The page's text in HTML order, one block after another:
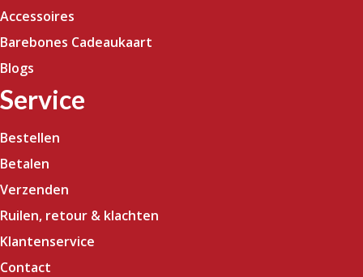
Accessoires
Barebones Cadeaukaart
Blogs
Service
Bestellen
Betalen
Verzenden
Ruilen, retour & klachten
Klantenservice
Contact